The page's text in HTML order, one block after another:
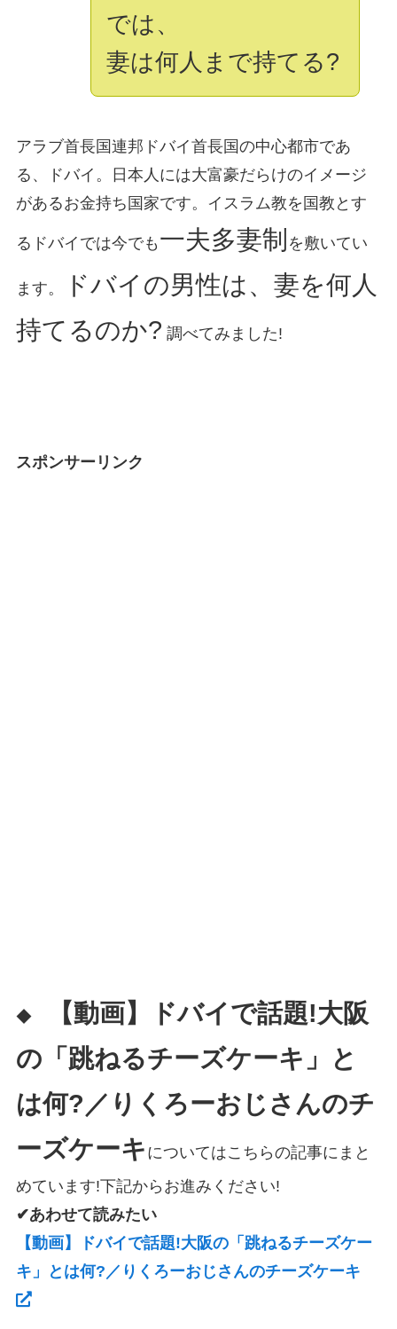
では、
妻は何人まで持てる?
アラブ首長国連邦ドバイ首長国の中心都市であ
る、ドバイ。日本人には大富豪だらけのイメージ
があるお金持ち国家です。イスラム教を国教とす
るドバイでは今でも 一夫多妻制 を敷いてい
ます。
ドバイの男性は、妻を何人
持てるのか? 調べてみました!
スポンサーリンク
◆
【動画】ドバイで話題!大阪
の「跳ねるチーズケーキ」と
は何?／りくろーおじさんのチ
ーズケーキ についてはこちらの記事にまと
めています!下記からお進みください!
✔あわせて読みたい
【動画】ドバイで話題!大阪の「跳ねるチーズケー
キ」とは何?／りくろーおじさんのチーズケーキ